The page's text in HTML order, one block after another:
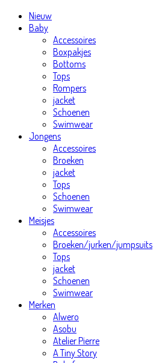
Nieuw
Baby
Accessoires
Boxpakjes
Bottoms
Tops
Rompers
jacket
Schoenen
Swimwear
Jongens
Accessoires
Broeken
jacket
Tops
Schoenen
Swimwear
Meisjes
Accessoires
Broeken/jurken/jumpsuits
Tops
jacket
Schoenen
Swimwear
Merken
Alwero
Asobu
Atelier Pierre
A Tiny Story